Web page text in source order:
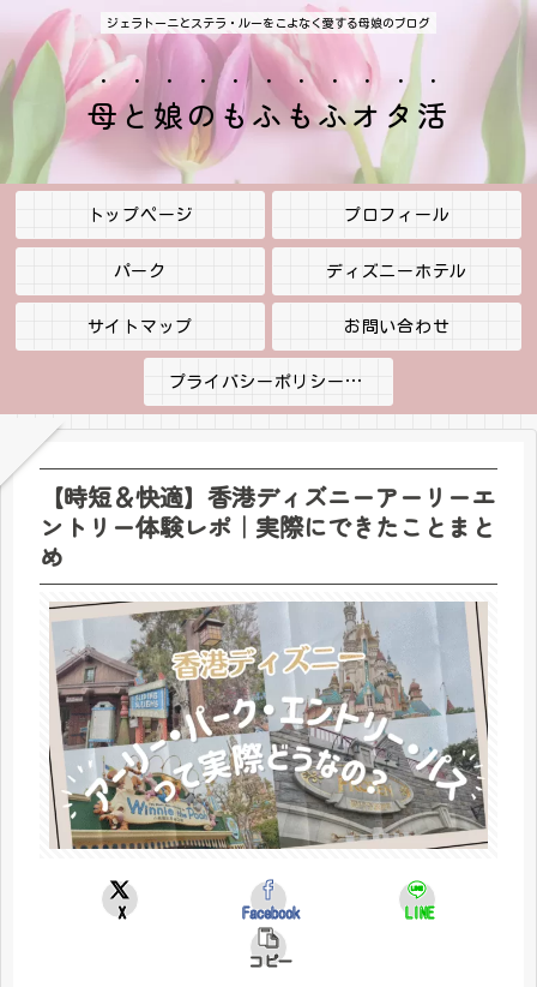
ジェラトーニとステラ・ルーをこよなく愛する母娘のブログ
母と娘のもふもふオタ活
トップページ プロフィール
パーク ディズニーホテル
サイトマップ お問い合わせ
プライバシーポリシー・免責事項
【時短＆快適】香港ディズニーアーリーエ
ントリー体験レポ｜実際にできたことまと
め
X Facebook LINE
コピー